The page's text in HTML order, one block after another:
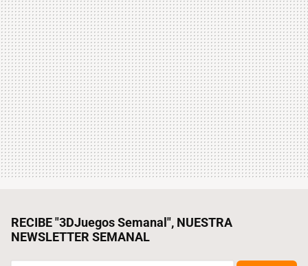
RECIBE "3DJuegos Semanal", NUESTRA
NEWSLETTER SEMANAL